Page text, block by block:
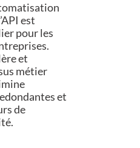
est
pour les
et
métier
et
de